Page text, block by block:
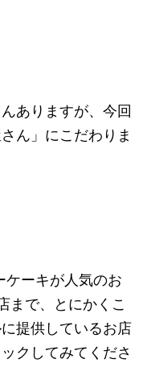
ありますが、今回
ん」にこだわりま
ケーキが人気のお
まで、とにかくこ
提供しているお店
クしてみてくださ